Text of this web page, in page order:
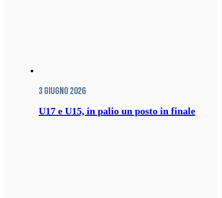
3 Giugno 2026
U17 e U15, in palio un posto in finale